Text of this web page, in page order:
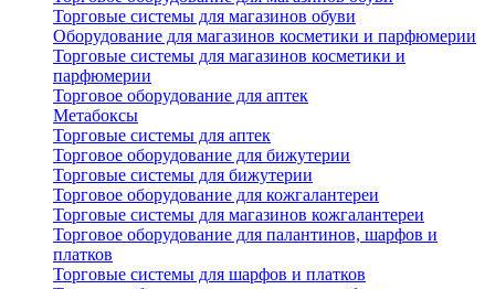
Торговые системы для магазинов обуви
Оборудование для магазинов косметики и парфюмерии
Торговые системы для магазинов косметики и
парфюмерии
Торговое оборудование для аптек
Метабоксы
Торговые системы для аптек
Торговое оборудование для бижутерии
Торговые системы для бижутерии
Торговое оборудование для кожгалантереи
Торговые системы для магазинов кожгалантереи
Торговое оборудование для палантинов, шарфов и
платков
Торговые системы для шарфов и платков